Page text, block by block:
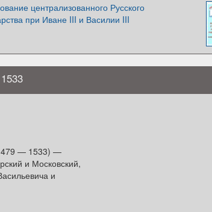
централизованного Русского
при Иване III и Василии III
— 1533) —
и Московский,
и